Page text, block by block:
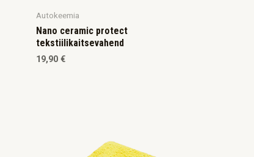
Autokeemia
Nano ceramic protect
tekstiilikaitsevahend
19,90 €